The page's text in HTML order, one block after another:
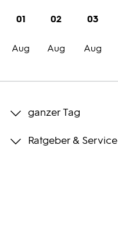
01
Aug
02
Aug
03
Aug
ganzer Tag
Ratgeber & Service